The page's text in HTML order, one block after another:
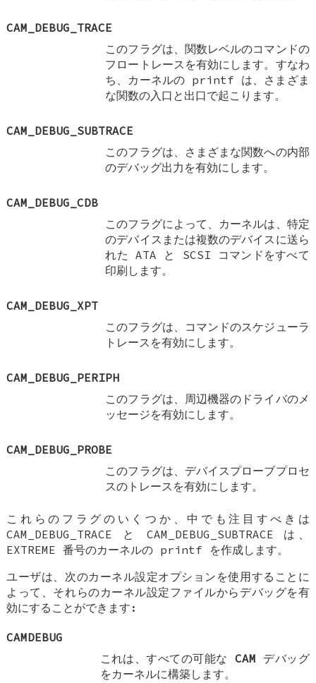
CAM_DEBUG_TRACE
このフラグは、関数レベルのコマンドの
フロートレースを有効にします。すなわ
ち、カーネルの printf は、さまざま
な関数の入口と出口で起こります。
CAM_DEBUG_SUBTRACE
このフラグは、さまざまな関数への内部
のデバッグ出力を有効にします。
CAM_DEBUG_CDB
このフラグによって、カーネルは、特定
のデバイスまたは複数のデバイスに送ら
れた ATA と SCSI コマンドをすべて
印刷します。
CAM_DEBUG_XPT
このフラグは、コマンドのスケジューラ
トレースを有効にします。
CAM_DEBUG_PERIPH
このフラグは、周辺機器のドライバのメ
ッセージを有効にします。
CAM_DEBUG_PROBE
このフラグは、デバイスプローブプロセ
スのトレースを有効にします。
これらのフラグのいくつか、中でも注目すべきは
CAM_DEBUG_TRACE とCAM_DEBUG_SUBTRACE は、
EXTREME 番号のカーネルの printf を作成します。
ユーザは、次のカーネル設定オプションを使用することに
よって、それらのカーネル設定ファイルからデバッグを有
効にすることができます:
CAMDEBUG
これは、すべての可能な CAM デバッグ
をカーネルに構築します。